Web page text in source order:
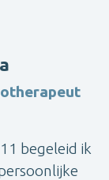
begeleid ik